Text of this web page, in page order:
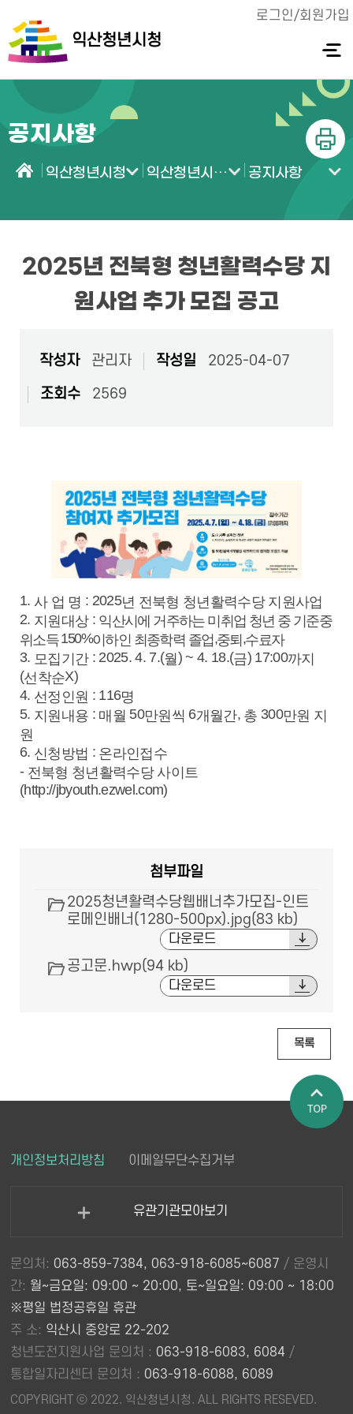
익산청년시청
로그인/회원가입
전체메
뉴 열기
공지사항
인쇄
익산청년시청 익산청년시청 소식 공지사항
2025년 전북형 청년활력수당 지
원사업 추가 모집 공고
작성자 관리자 작성일
2025-04-07
조회수
2569
1. 사 업 명 : 2025년 전북형 청년활력수당 지원사업
2. 지원대상 : 익산시에 거주하는 미취업 청년 중 기준중
위소득150%이하인 최종학력 졸업,중퇴 ,수료자
3. 모집기간 : 2025. 4. 7.(월) ~ 4. 18.(금) 17:00까지
(선착순X)
4. 선정인원 : 116명
5. 지원내용 : 매월 50만원씩 6개월간, 총 300만원 지
원
6. 신청방법 : 온라인접수
- 전북형 청년활력수당 사이트
(http://jbyouth.ezwel.com)
첨부파일
2025청년활력수당웹배너추가모집-인트
로메인배너(1280-500px).jpg(83 kb)
다운로드
공고문.hwp(94 kb)
다운로드
목록
개인정보처리방침 이메일무단수집거부
유관기관모아보기
문의처: 063-859-7384, 063-918-6085~6087 / 운영시
간: 월~금요일: 09:00 ~ 20:00, 토~일요일: 09:00 ~ 18:00
※평일 법정공휴일 휴관
주 소: 익산시 중앙로 22-202
청년도전지원사업 문의처 : 063-918-6083, 6084 /
통합일자리센터 문의처 : 063-918-6088, 6089
COPYRIGHT ⓒ 2022. 익산청년시청. ALL RIGHTS RESEVED.